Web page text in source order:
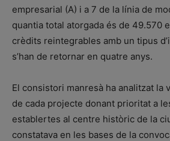
empresarial (A) i a 7 de la línia de
quantia total atorgada és de 49.570
crèdits reintegrables amb un tipus
s’han de retornar en quatre anys.
El consistori manresà ha analitzat la
de cada projecte donant prioritat a
establertes al centre històric de la
constatava en les bases de la